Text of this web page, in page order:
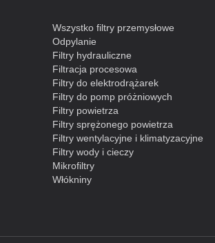
Wszystko filtry przemysłowe
Odpylanie
Filtry hydrauliczne
Filtracja procesowa
Filtry do elektrodrążarek
Filtry do pomp próżniowych
Filtry powietrza
Filtry sprężonego powietrza
Filtry wentylacyjne i klimatyzacyjne
Filtry wody i cieczy
Mikrofiltry
Włókniny